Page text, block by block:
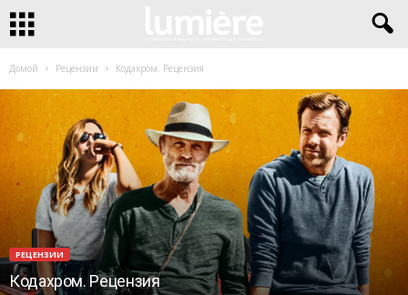
Домой Рецензии Кодахром. Рецензия
РЕЦЕНЗИИ
Кодахром. Рецензия